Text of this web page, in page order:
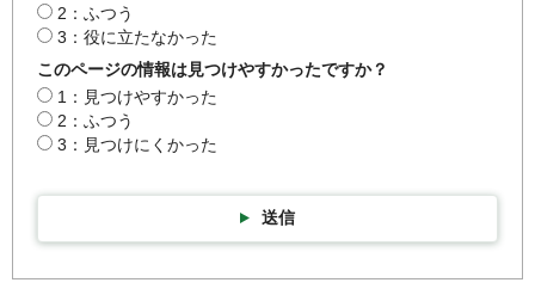
2：ふつう
3：役に立たなかった
このページの情報は見つけやすかったですか？
1：見つけやすかった
2：ふつう
3：見つけにくかった
送信